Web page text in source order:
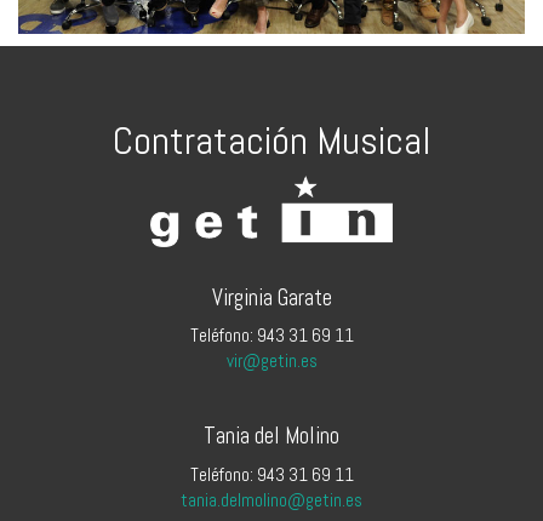
Contratación Musical
Virginia Garate
Teléfono: 943 31 69 11
vir@getin.es
Tania del Molino
Teléfono: 943 31 69 11
tania.delmolino@getin.es